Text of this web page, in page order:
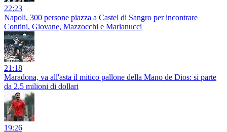
22:23
Napoli, 300 persone piazza a Castel di Sangro per incontrare
Contini, Giovane, Mazzocchi e Marianucci
21:18
Maradona, va all'asta il mitico pallone della Mano de Dios: si parte
da 2.5 milioni di dollari
19:26